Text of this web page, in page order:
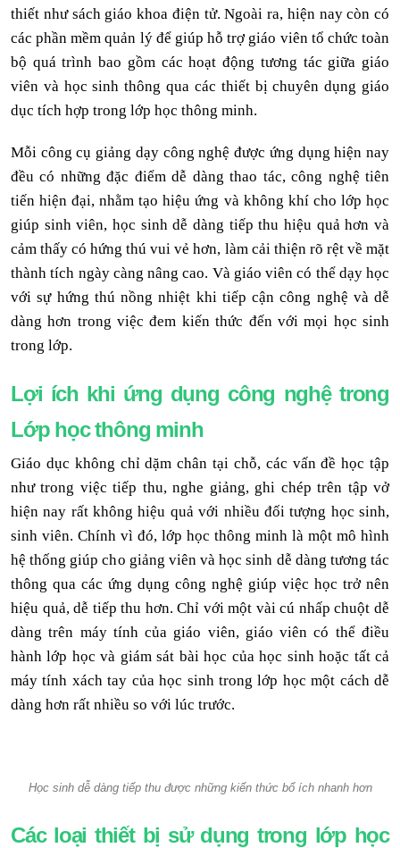
thiết như sách giáo khoa điện tử. Ngoài ra, hiện nay còn có
các phần mềm quản lý để giúp hỗ trợ giáo viên tổ chức toàn
bộ quá trình bao gồm các hoạt động tương tác giữa giáo
viên và học sinh thông qua các thiết bị chuyên dụng giáo
dục tích hợp trong lớp học thông minh.
Mỗi công cụ giảng dạy công nghệ được ứng dụng hiện nay
đều có những đặc điểm dễ dàng thao tác, công nghệ tiên
tiến hiện đại, nhằm tạo hiệu ứng và không khí cho lớp học
giúp sinh viên, học sinh dễ dàng tiếp thu hiệu quả hơn và
cảm thấy có hứng thú vui vẻ hơn, làm cải thiện rõ rệt về mặt
thành tích ngày càng nâng cao. Và giáo viên có thể dạy học
với sự hứng thú nồng nhiệt khi tiếp cận công nghệ và dễ
dàng hơn trong việc đem kiến thức đến với mọi học sinh
trong lớp.
Lợi ích khi ứng dụng công nghệ trong
Lớp học thông minh
Giáo dục không chỉ dặm chân tại chỗ, các vấn đề học tập
như trong việc tiếp thu, nghe giảng, ghi chép trên tập vở
hiện nay rất không hiệu quả với nhiều đối tượng học sinh,
sinh viên. Chính vì đó, lớp học thông minh là một mô hình
hệ thống giúp cho giảng viên và học sinh dễ dàng tương tác
thông qua các ứng dụng công nghệ giúp việc học trở nên
hiệu quả, dễ tiếp thu hơn. Chỉ với một vài cú nhấp chuột dễ
dàng trên máy tính của giáo viên, giáo viên có thể điều
hành lớp học và giám sát bài học của học sinh hoặc tất cả
máy tính xách tay của học sinh trong lớp học một cách dễ
dàng hơn rất nhiều so với lúc trước.
Học sinh dễ dàng tiếp thu được những kiến thức bổ ích nhanh hơn
Các loại thiết bị sử dụng trong lớp học